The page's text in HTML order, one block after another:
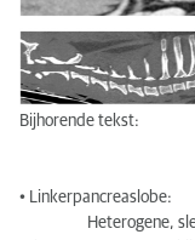
Bijhorende tekst:
• Linkerpancreaslobe:
Heterogene, slecht